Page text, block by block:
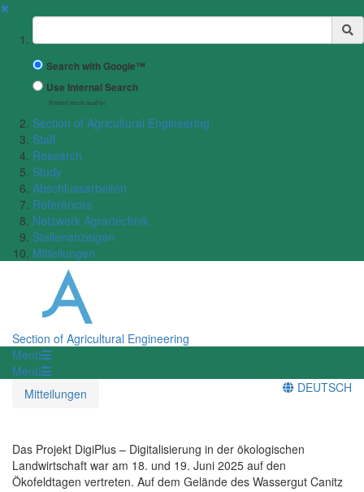
✖
Suchbegriff
Search with Google™
Use Internal Search
(limited result quality)
Section of Agricultural Engineering
Staff
Research
Study
Abschlussarbeiten
References
Netzwerk Agrartechnik
Stellenanzeigen
Mitteilungen
Section of Agricultural Engineering
Menü
Menü
Mitteilungen
DEUTSCH
Das Projekt DigiPlus – Digitalisierung in der ökologischen
Landwirtschaft war am 18. und 19. Juni 2025 auf den
Ökofeldtagen vertreten. Auf dem Gelände des Wassergut Canitz